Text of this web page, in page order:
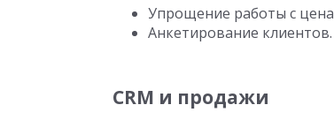
Упрощение работы с
Анкетирование клиентов.
CRM и продажи